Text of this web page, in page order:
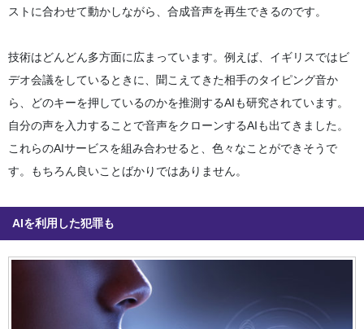
ストに合わせて動かしながら、合成音声を再生できるのです。
技術はどんどん多方面に広まっています。例えば、イギリスではビ
デオ会議をしているときに、聞こえてきた相手のタイピング音か
ら、どのキーを押しているのかを推測するAIも研究されています。
自分の声を入力することで音声をクローンするAIも出てきました。
これらのAIサービスを組み合わせると、色々なことができそうで
す。もちろん良いことばかりではありません。
AIを利用した犯罪も